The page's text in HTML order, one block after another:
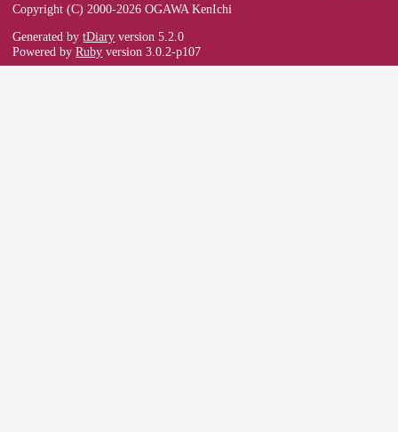
Copyright (C) 2000-2026 OGAWA KenIchi
Generated bytDiary version 5.2.0
Powered byRuby version 3.0.2-p107